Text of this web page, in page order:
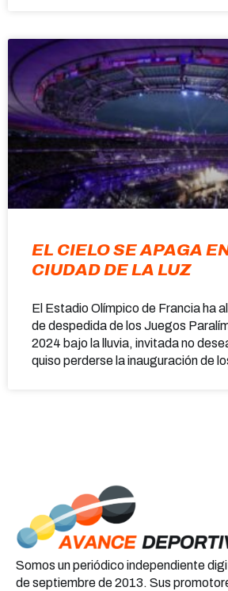
EL CIELO SE APAGA
CIUDAD DE LA LUZ
El Estadio Olímpico de Francia ha
de despedida de los Juegos
2024 bajo la lluvia, invitada no
quiso perderse la inauguración de
Somos un periódico independiente
de septiembre de 2013. Sus